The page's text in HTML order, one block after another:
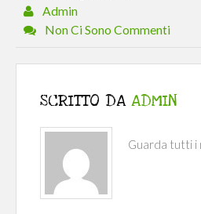
Admin
Non Ci Sono Commenti
SCRITTO DA ADMIN
Guarda tutti i